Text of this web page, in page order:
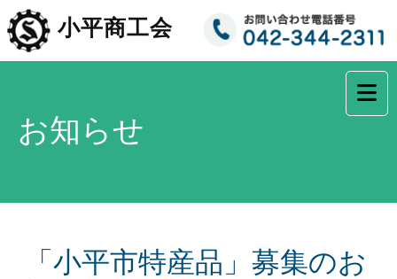
ン
プ
小平商工会
お知らせ
「小平市特産品」募集のお